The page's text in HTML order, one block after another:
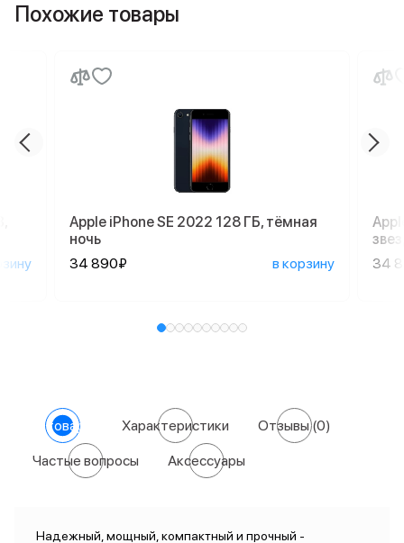
Похожие товары
Apple iPhone SE 2022 128 ГБ, тёмная
ночь
34 890₽
в корзину
34
О товаре Характеристики Отзывы(0)
Частые вопросы Аксессуары
Надежный, мощный, компактный и прочный -